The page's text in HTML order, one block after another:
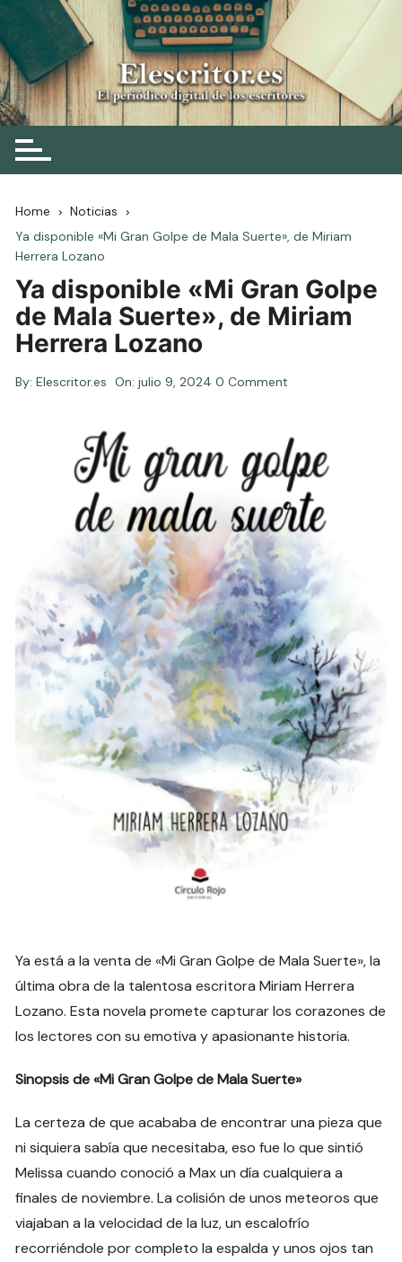
Skip
to
content
Elescritor.es
El periódico digital de los escritores
Home
Noticias
Ya disponible «Mi Gran Golpe de Mala Suerte», de Miriam
Herrera Lozano
Ya disponible «Mi Gran Golpe
de Mala Suerte», de Miriam
Herrera Lozano
By: Elescritor.es On:julio 9, 2024 0 Comment
Ya está a la venta de «Mi Gran Golpe de Mala Suerte», la
última obra de la talentosa escritora Miriam Herrera
Lozano. Esta novela promete capturar los corazones de
los lectores con su emotiva y apasionante historia.
Sinopsis de «Mi Gran Golpe de Mala Suerte»
La certeza de que acababa de encontrar una pieza que
ni siquiera sabía que necesitaba, eso fue lo que sintió
Melissa cuando conoció a Max un día cualquiera a
finales de noviembre. La colisión de unos meteoros que
viajaban a la velocidad de la luz, un escalofrío
recorriéndole por completo la espalda y unos ojos tan